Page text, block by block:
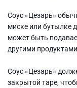
Соус «Цезарь»
миске или бутылке
может быть
другими
Соус «Цезарь»
закрытой таре,